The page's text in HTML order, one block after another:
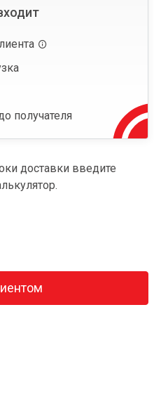
получателя
доставки введите